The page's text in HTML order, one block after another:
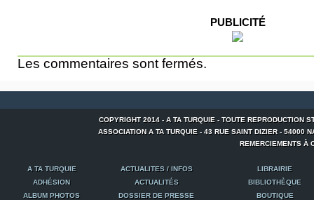
PUBLICITÉ
Les commentaires sont fermés.
COPYRIGHT 2014 - A TA TURQUIE - TOUTE REPRODUCTION
ASSOCIATION A TA TURQUIE - 43 RUE SAINT DIZIER -
REMERCIEMENTS À
A TA TURQUIE ACTUALITES / INFOS
LIBRAIRIE
ADHÉSION
ACTUALITÉS
BIBLIOTHÈQUE
ALBUM PHOTOS
DOSSIER DE PRESSE
BOUTIQUE